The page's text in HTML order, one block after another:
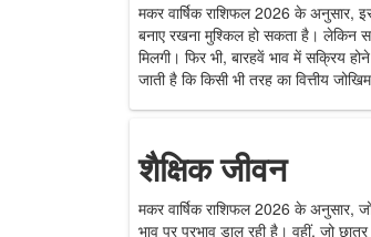
मकर वार्षिक राशिफल 2026 के अनुसार,
बनाए रखना मुश्किल हो सकता है। लेकिन
मिलगी। फिर भी, बारहवें भाव में सक्रिय
जाती है कि किसी भी तरह का वित्तीय
शैक्षिक जीवन
मकर वार्षिक राशिफल 2026 के अनुसार,
भाव पर प्रभाव डाल रही है। वहीं, जो